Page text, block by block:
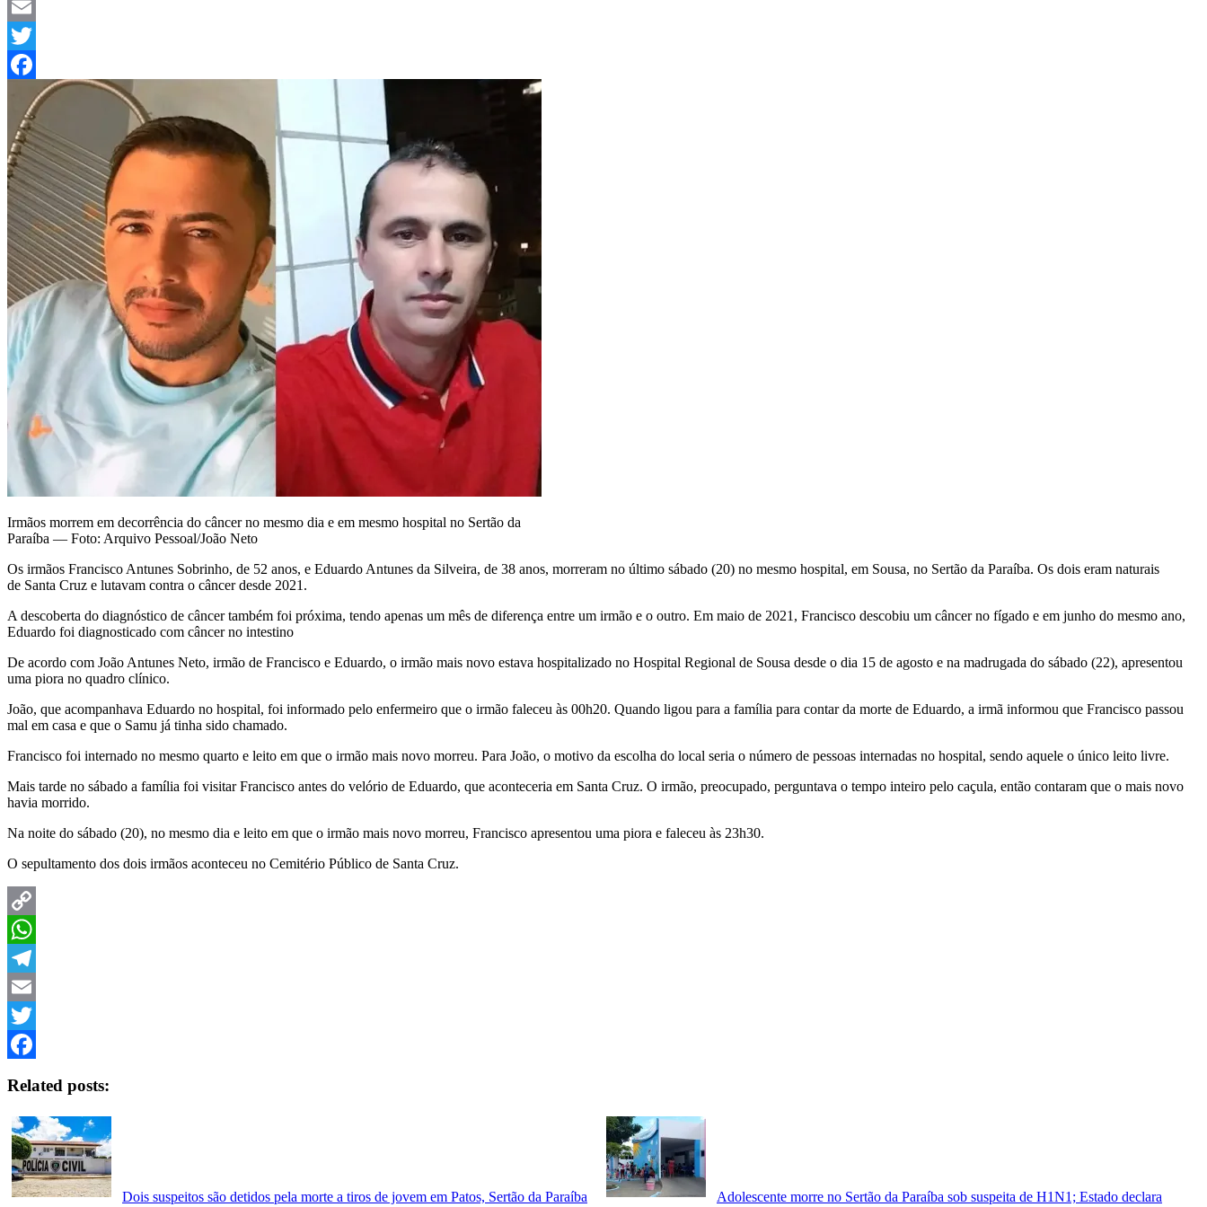
Telegram
Email
Twitter
Facebook
Irmãos morrem em decorrência do câncer no mesmo dia e em mesmo hospital no Sertão da
Paraíba — Foto: Arquivo Pessoal/João Neto
Os irmãos Francisco Antunes Sobrinho, de 52 anos, e Eduardo Antunes da Silveira, de 38 anos, morreram no último sábado (20) no mesmo hospital, em Sousa, no Sertão da Paraíba. Os dois eram naturais
de Santa Cruz e lutavam contra o câncer desde 2021.
A descoberta do diagnóstico de câncer também foi próxima, tendo apenas um mês de diferença entre um irmão e o outro. Em maio de 2021, Francisco descobiu um câncer no fígado e em junho do mesmo ano,
Eduardo foi diagnosticado com câncer no intestino
De acordo com João Antunes Neto, irmão de Francisco e Eduardo, o irmão mais novo estava hospitalizado no Hospital Regional de Sousa desde o dia 15 de agosto e na madrugada do sábado (22), apresentou
uma piora no quadro clínico.
João, que acompanhava Eduardo no hospital, foi informado pelo enfermeiro que o irmão faleceu às 00h20. Quando ligou para a família para contar da morte de Eduardo, a irmã informou que Francisco passou
mal em casa e que o Samu já tinha sido chamado.
Francisco foi internado no mesmo quarto e leito em que o irmão mais novo morreu. Para João, o motivo da escolha do local seria o número de pessoas internadas no hospital, sendo aquele o único leito livre.
Mais tarde no sábado a família foi visitar Francisco antes do velório de Eduardo, que aconteceria em Santa Cruz. O irmão, preocupado, perguntava o tempo inteiro pelo caçula, então contaram que o mais novo
havia morrido.
Na noite do sábado (20), no mesmo dia e leito em que o irmão mais novo morreu, Francisco apresentou uma piora e faleceu às 23h30.
O sepultamento dos dois irmãos aconteceu no Cemitério Público de Santa Cruz.
Copy
Link
WhatsApp
Telegram
Email
Twitter
Related posts:
Dois suspeitos são detidos pela morte a tiros de jovem em Patos, Sertão da Paraíba Adolescente morre no Sertão da Paraíba sob suspeita de H1N1; Estado declara